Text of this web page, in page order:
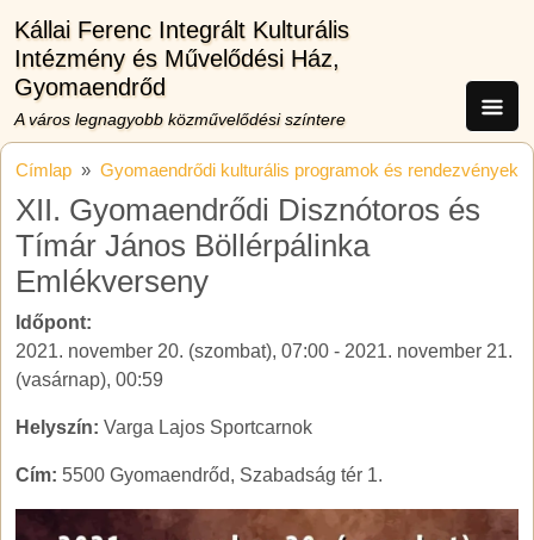
Kállai Ferenc Integrált Kulturális
Intézmény és Művelődési Ház,
Gyomaendrőd
A város legnagyobb közművelődési színtere
Címlap Gyomaendrődi kulturális programok és rendezvények
XII. Gyomaendrődi Disznótoros és
Tímár János Böllérpálinka
Emlékverseny
Időpont:
2021. november 20. (szombat), 07:00 - 2021. november 21.
(vasárnap), 00:59
Helyszín: Varga Lajos Sportcarnok
Cím: 5500 Gyomaendrőd, Szabadság tér 1.